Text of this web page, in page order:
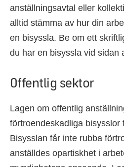
anställningsavtal eller
alltid stämma av hur din
en bisyssla. Be om ett
du har en bisyssla vid sidan
Offentlig sektor
Lagen om offentlig
förtroendeskadliga bisysslor
Bisysslan får inte rubba
anställdes opartiskhet i